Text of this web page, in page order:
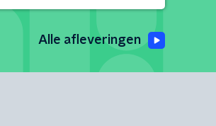
Alle afleveringen